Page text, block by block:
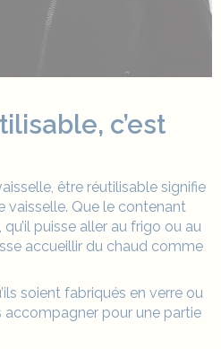
c’est
être réutilisable signifie
vaisselle. Que le contenant
puisse aller au frigo ou au
accueillir du chaud comme
soient fabriqués en verre ou
pour une partie